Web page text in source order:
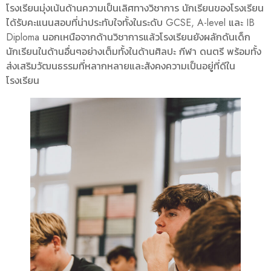
โรงเรียนมุ่งเน้นด้านความเป็นเลิศทางวิชาการ นักเรียนของโรงเรียน
ได้รับคะแนนสอบที่น่าประทับใจทั้งในระดับ GCSE, A-level และ IB
Diploma นอกเหนือจากด้านวิชาการแล้วโรงเรียนยังผลักดันเด็ก
นักเรียนในด้านอื่นๆอย่างเต็มทั้งในด้านศิลปะ กีฬา ดนตรี พร้อมทั้ง
ส่งเสริมวัฒนธรรมที่หลากหลายและสังคงความเป็นอยู่ที่ดีใน
โรงเรียน